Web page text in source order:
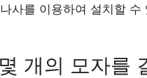
사를 이용하여 설치할
개의 모자를